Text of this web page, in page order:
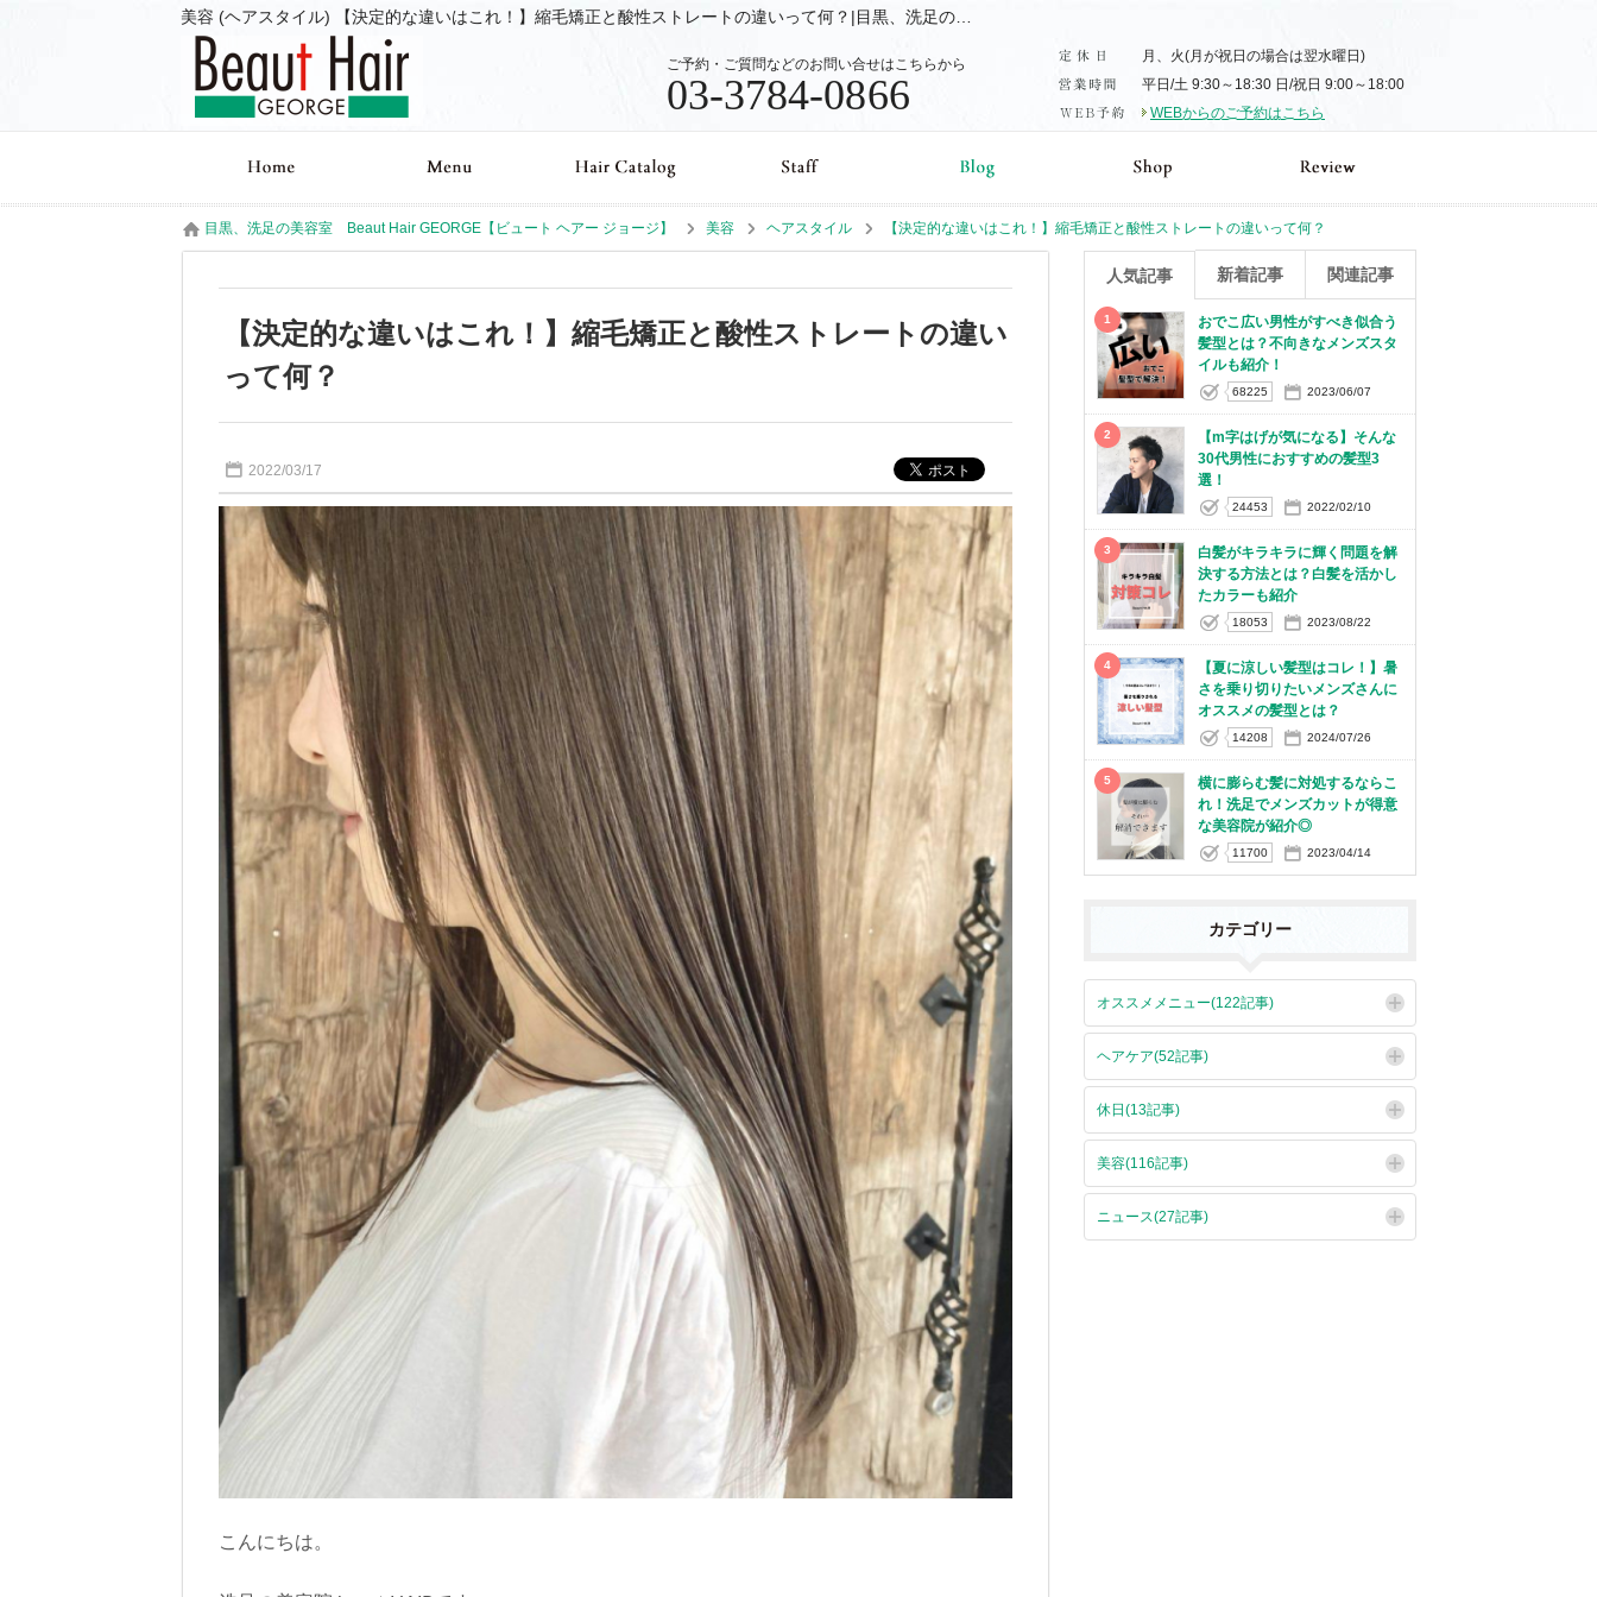
月、火(月が祝日の場合は翌水曜日)
平日/土 9:30～18:30 日/祝日 9:00～18:00
WEBからのご予約はこちら
ご予約・ご質問などのお問い合せはこちらから
03-3784-0866
目黒、洗足の美容室 Beaut Hair GEORGE【ビュート ヘアー ジョージ】 美容 ヘアスタイル 【決定的な違いはこれ！】縮毛矯正と酸性ストレートの違いって何？
【決定的な違いはこれ！】縮毛矯正と酸性ストレートの違い
って何？
2022/03/17
こんにちは。
人気記事 新着記事 関連記事
1
おでこ広い男性がすべき似合う
髪型とは？不向きなメンズスタ
イルも紹介！
68225 2023/06/07
2
【m字はげが気になる】そんな
30代男性におすすめの髪型3
選！
24453 2022/02/10
3
白髪がキラキラに輝く問題を解
決する方法とは？白髪を活かし
たカラーも紹介
18053 2023/08/22
4
【夏に涼しい髪型はコレ！】暑
さを乗り切りたいメンズさんに
オススメの髪型とは？
14208 2024/07/26
5
横に膨らむ髪に対処するならこ
れ！洗足でメンズカットが得意
な美容院が紹介◎
11700 2023/04/14
カテゴリー
オススメメニュー(122記事)
ヘアケア(52記事)
休日(13記事)
美容(116記事)
ニュース(27記事)